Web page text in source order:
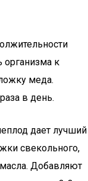
организма к
меда.
в день.
дает лучший
свекольного,
Добавляют